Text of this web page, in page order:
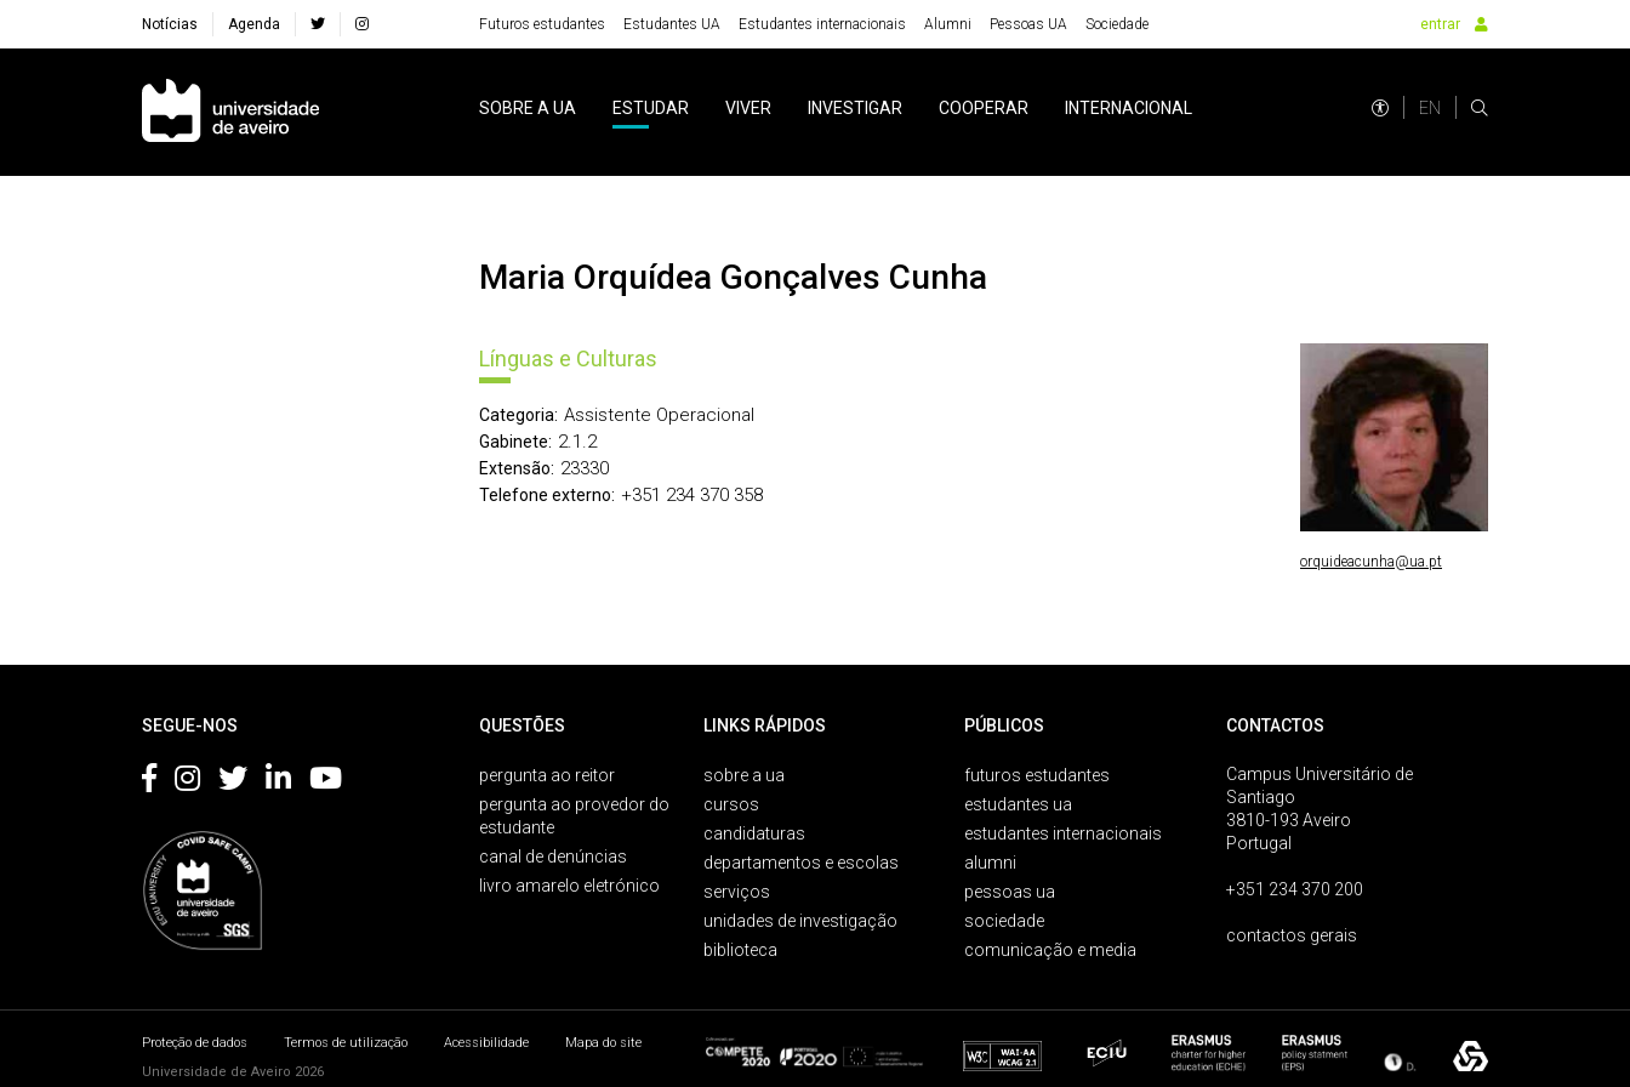
Notícias Agenda Futuros estudantes Estudantes UA Estudantes internacionais Alumni Pessoas UA Sociedade entrar
Navegação Principal
SOBRE A UA ESTUDAR VIVER INVESTIGAR COOPERAR INTERNACIONAL EN
Maria Orquídea Gonçalves Cunha
Línguas e Culturas
Categoria: Assistente Operacional
Gabinete: 2.1.2
Extensão: 23330
Telefone externo: +351 234 370 358
orquideacunha@ua.pt
SEGUE-NOS QUESTÕES
pergunta ao reitor
pergunta ao provedor do
estudante
canal de denúncias
livro amarelo eletrónico
LINKS RÁPIDOS
sobre a ua
cursos
candidaturas
departamentos e escolas
serviços
unidades de investigação
biblioteca
PÚBLICOS
futuros estudantes
estudantes ua
estudantes internacionais
alumni
pessoas ua
sociedade
comunicação e media
CONTACTOS
Campus Universitário de
Santiago
3810-193 Aveiro
Portugal
+351 234 370 200
contactos gerais
Proteção de dados Termos de utilização Acessibilidade
Mapa do site
Universidade de Aveiro 2026